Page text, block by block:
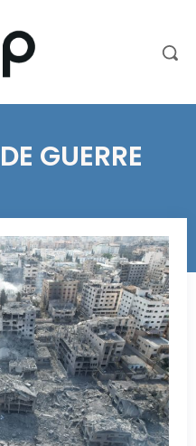
GUERRE